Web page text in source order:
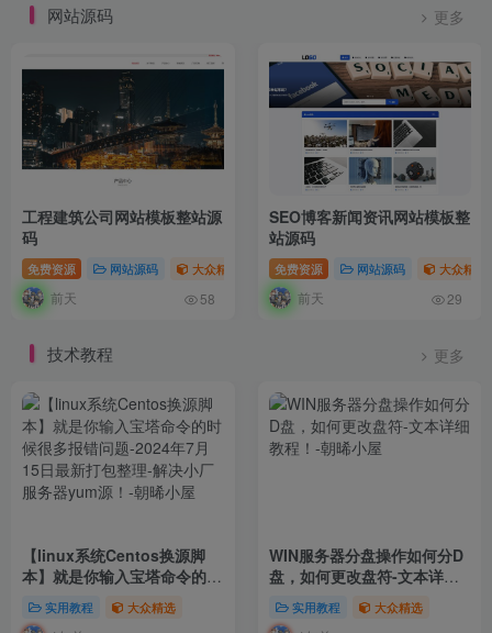
网站源码 更多
工程建筑公司网站模板整站源
码
免费资源 网站源码 大众精选
前天 58
SEO博客新闻资讯网站模板整
站源码
免费资源 网站源码 大众精选
前天 29
技术教程 更多
【linux系统Centos换源脚
本】就是你输入宝塔命令的时
候很多报错问题-2024年7月
15日最新打包整理-解决小厂
实用教程 大众精选
WIN服务器分盘操作如何分D
盘，如何更改盘符-文本详细
教程！实用教程 大众精选